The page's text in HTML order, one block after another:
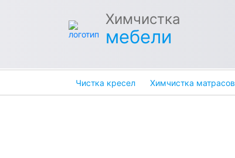
Химчистка
мебели
Чистка кресел Химчистка матрасов